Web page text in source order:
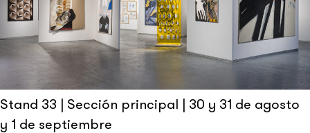
Suscribite a nuestro
newsletter
Stand 33 | Sección principal | 30 y 31 de agosto
y 1 de septiembre